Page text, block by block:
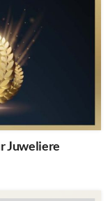
Juweliere